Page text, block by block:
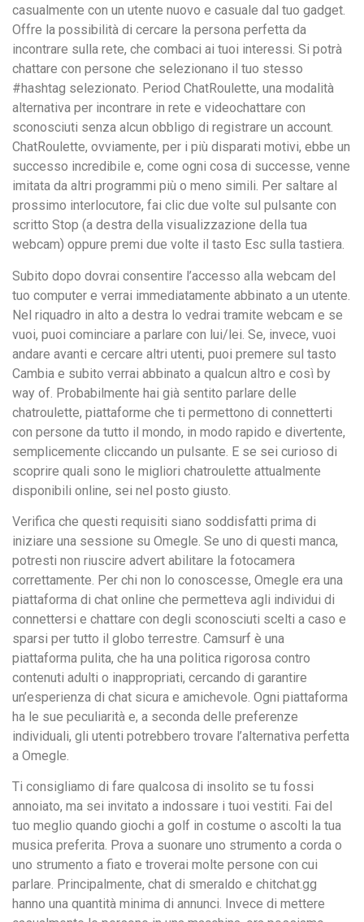
casualmente con un utente nuovo e casuale dal tuo gadget.
Offre la possibilità di cercare la persona perfetta da
incontrare sulla rete, che combaci ai tuoi interessi. Si potrà
chattare con persone che selezionano il tuo stesso
#hashtag selezionato. Period ChatRoulette, una modalità
alternativa per incontrare in rete e videochattare con
sconosciuti senza alcun obbligo di registrare un account.
ChatRoulette, ovviamente, per i più disparati motivi, ebbe un
successo incredibile e, come ogni cosa di successe, venne
imitata da altri programmi più o meno simili. Per saltare al
prossimo interlocutore, fai clic due volte sul pulsante con
scritto Stop (a destra della visualizzazione della tua
webcam) oppure premi due volte il tasto Esc sulla tastiera.
Subito dopo dovrai consentire l’accesso alla webcam del
tuo computer e verrai immediatamente abbinato a un utente.
Nel riquadro in alto a destra lo vedrai tramite webcam e se
vuoi, puoi cominciare a parlare con lui/lei. Se, invece, vuoi
andare avanti e cercare altri utenti, puoi premere sul tasto
Cambia e subito verrai abbinato a qualcun altro e così by
way of. Probabilmente hai già sentito parlare delle
chatroulette, piattaforme che ti permettono di connetterti
con persone da tutto il mondo, in modo rapido e divertente,
semplicemente cliccando un pulsante. E se sei curioso di
scoprire quali sono le migliori chatroulette attualmente
disponibili online, sei nel posto giusto.
Verifica che questi requisiti siano soddisfatti prima di
iniziare una sessione su Omegle. Se uno di questi manca,
potresti non riuscire advert abilitare la fotocamera
correttamente. Per chi non lo conoscesse, Omegle era una
piattaforma di chat online che permetteva agli individui di
connettersi e chattare con degli sconosciuti scelti a caso e
sparsi per tutto il globo terrestre. Camsurf è una
piattaforma pulita, che ha una politica rigorosa contro
contenuti adulti o inappropriati, cercando di garantire
un’esperienza di chat sicura e amichevole. Ogni piattaforma
ha le sue peculiarità e, a seconda delle preferenze
individuali, gli utenti potrebbero trovare l’alternativa perfetta
a Omegle.
Ti consigliamo di fare qualcosa di insolito se tu fossi
annoiato, ma sei invitato a indossare i tuoi vestiti. Fai del
tuo meglio quando giochi a golf in costume o ascolti la tua
musica preferita. Prova a suonare uno strumento a corda o
uno strumento a fiato e troverai molte persone con cui
parlare. Principalmente, chat di smeraldo e chitchat.gg
hanno una quantità minima di annunci. Invece di mettere